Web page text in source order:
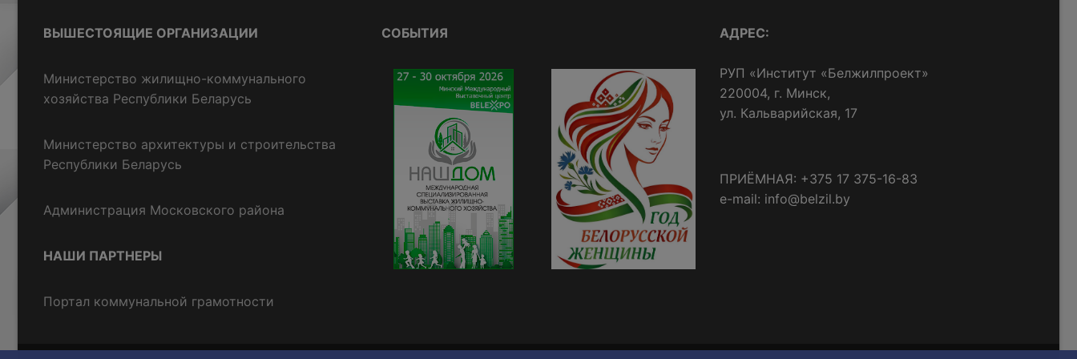
ВЫШЕСТОЯЩИЕ ОРГАНИЗАЦИИ
Министерство жилищно-коммунального
хозяйства Республики Беларусь
Министерство архитектуры и строительства
Республики Беларусь
Администрация Московского района
НАШИ ПАРТНЕРЫ
Портал коммунальной грамотности
СОБЫТИЯ АДРЕС:
РУП «Институт «Белжилпроект»
220004, г. Минск,
ул. Кальварийская, 17
ПРИЁМНАЯ: +375 17 375-16-83
e-mail: info@belzil.by